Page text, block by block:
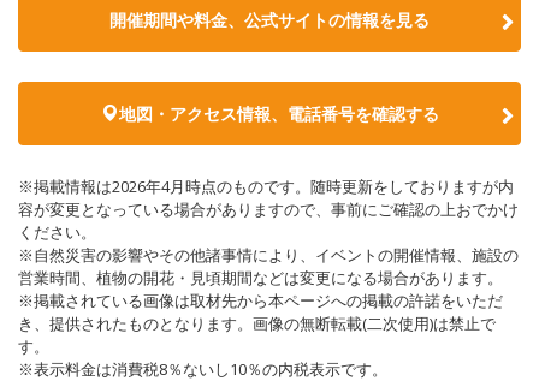
開催期間や料金、公式サイトの情報を見る
地図・アクセス情報、電話番号を確認する
※掲載情報は2026年4月時点のものです。随時更新をしておりますが内
容が変更となっている場合がありますので、事前にご確認の上おでかけ
ください。
※自然災害の影響やその他諸事情により、イベントの開催情報、施設の
営業時間、植物の開花・見頃期間などは変更になる場合があります。
※掲載されている画像は取材先から本ページへの掲載の許諾をいただ
き、提供されたものとなります。画像の無断転載(二次使用)は禁止で
す。
※表示料金は消費税8％ないし10％の内税表示です。